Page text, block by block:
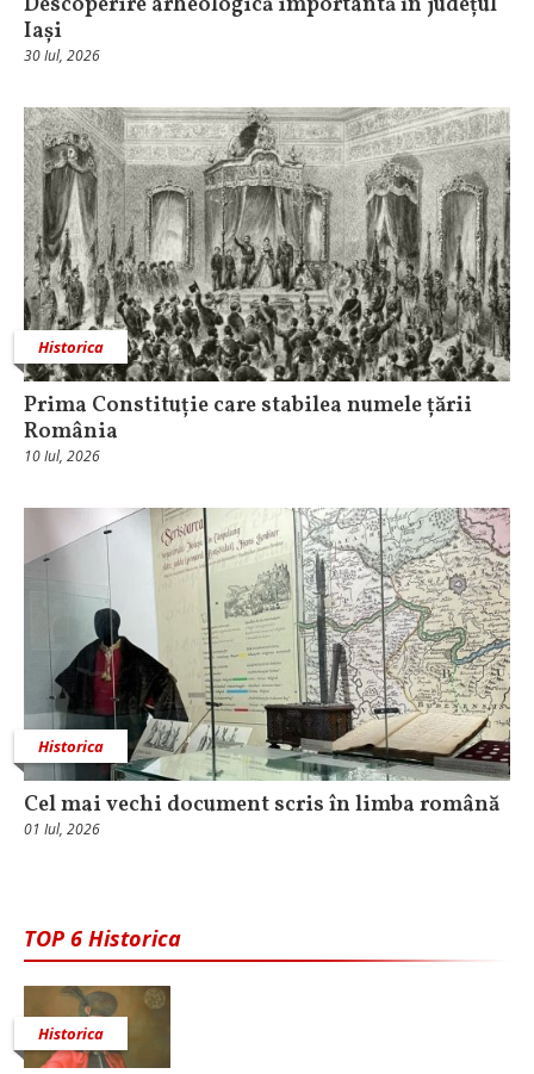
Iași
30 Iul, 2026
Historica
Prima Constituție care stabilea numele țării
România
10 Iul, 2026
Historica
Cel mai vechi document scris în limba română
01 Iul, 2026
TOP 6 Historica
Historica